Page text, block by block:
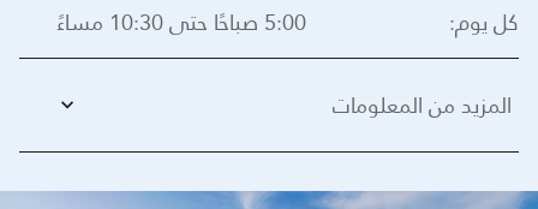
كل يوم:
5:00 صباحًا حتى 10:30 مساءً
المزيد من المعلومات